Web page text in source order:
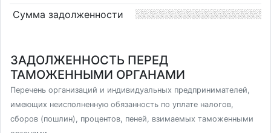
Сумма задолженности
ЗАДОЛЖЕННОСТЬ ПЕРЕД
ТАМОЖЕННЫМИ ОРГАНАМИ
Перечень организаций и индивидуальных предпринимателей,
имеющих неисполненную обязанность по уплате налогов,
сборов (пошлин), процентов, пеней, взимаемых таможенными